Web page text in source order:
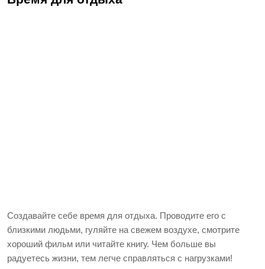
Создавайте себе время для отдыха. Проводите его с
близкими людьми, гуляйте на свежем воздухе, смотрите
хороший фильм или читайте книгу. Чем больше вы
радуетесь жизни, тем легче справляться с нагрузками!